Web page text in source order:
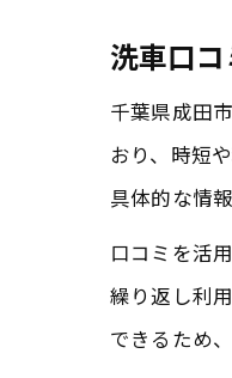
洗車口
千葉県成田
おり、時短
具体的な情
口コミを活
繰り返し利
できるため